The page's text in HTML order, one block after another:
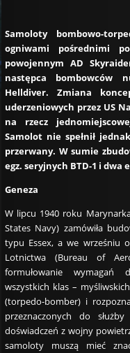
Samoloty bombowo-
ogniwami pośrednimi
powojennym AD
następca bombowców
Helldiver. Zmiana
uderzeniowych przez US
na rzecz
Samolot nie spełnił
przerwany. W sumie
egz. seryjnych BTD-1 i dwa
Geneza
W lipcu 1940 roku
States Navy) zamówiła
typu Essex, a we wrześniu
Lotnictwa (Bureau of
formułowanie wymagań
wszystkich klas –
(torpedo-bomber) i
przeznaczonych do
doświadczeń z wojny
samoloty muszą mieć